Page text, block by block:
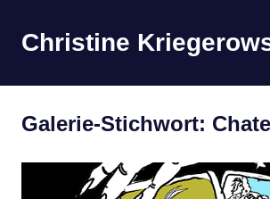
Inhalt
springen
Christine
Galerie-Stichwort: